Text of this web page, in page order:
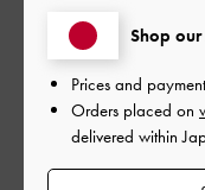
秋用に😆底が厚いのに
たすかります✨
これから履き倒す予定
ここのブランドは低身
くて嬉しい💗
Shop
Prices and
Orders placed on
delivered within